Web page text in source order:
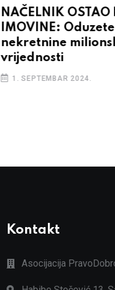
NAČELNIK OSTAO
IMOVINE: Oduzete
nekretnine
vrijednosti
1. SEPTEMBAR 2024.
Kontakt
Asocijacija